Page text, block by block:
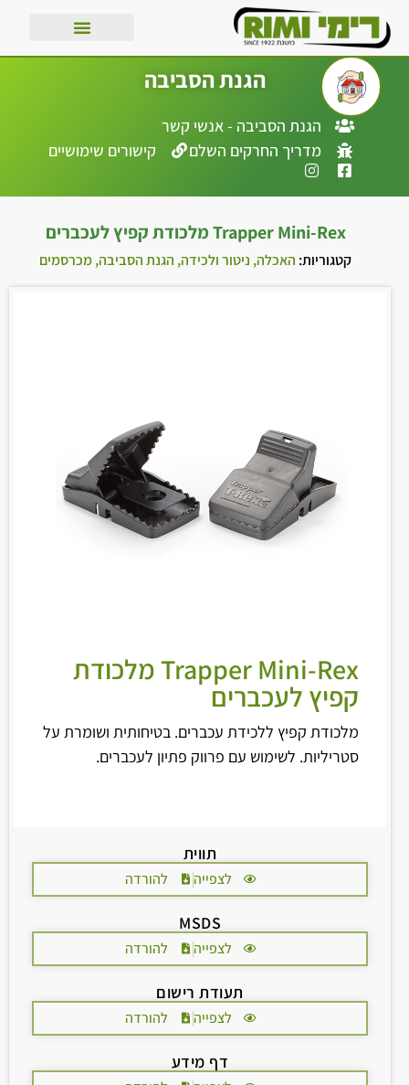
הגנת הסביבה
הגנת הסביבה - אנשי קשר
מדריך החרקים השלם
קישורים שימושיים
Trapper Mini-Rex מלכודת קפיץ לעכברים
קטגוריות: האכלה, ניטור ולכידה, הגנת הסביבה,מכרסמים
Trapper Mini-Rex מלכודת
קפיץ לעכברים
מלכודת קפיץ ללכידת עכברים. בטיחותית ושומרת על
סטריליות. לשימוש עם פרווק פתיון לעכברים.
תווית
לצפייה להורדה
MSDS
לצפייה להורדה
תעודת רישום
לצפייה להורדה
דף מידע